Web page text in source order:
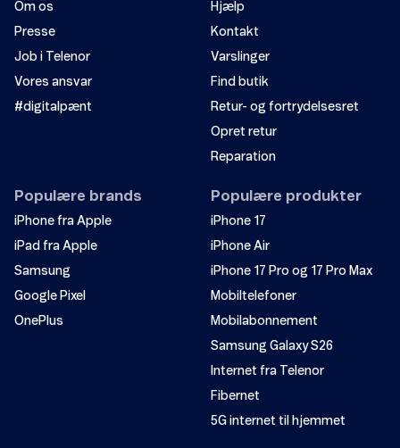
Om os
Presse
Job i Telenor
Vores ansvar
#digitalpænt
Hjælp
Kontakt
Varslinger
Find butik
Retur- og fortrydelsesret
Opret retur
Reparation
Populære brands
iPhone fra Apple
iPad fra Apple
Samsung
Google Pixel
OnePlus
Populære produkter
iPhone 17
iPhone Air
iPhone 17 Pro og 17 Pro Max
Mobiltelefoner
Mobilabonnement
Samsung Galaxy S26
Internet fra Telenor
Fibernet
5G internet til hjemmet